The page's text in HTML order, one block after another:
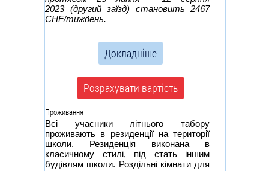
2023(другий заїзд) становить 2467
CHF/тиждень.
Докладніше
Розрахувати вартість
Проживання
Всі учасники літнього табору
проживають в резиденції на території
школи. Резиденція виконана в
класичному стилі, під стать іншим
будівлям школи. Роздільні кімнати для